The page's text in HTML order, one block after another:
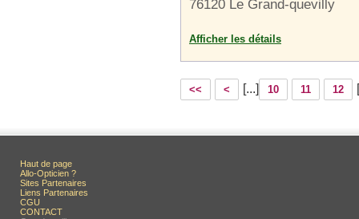
76120 Le Grand-quevilly
Afficher les détails
<< < [...] 10 11 12
Haut de page
Allo-Opticien ?
Sites Partenaires
Liens Partenaires
CGU
CONTACT